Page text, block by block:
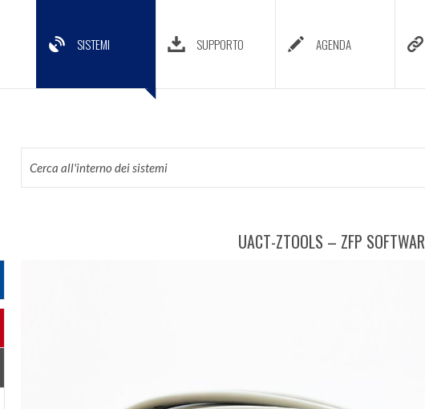
SISTEMI SUPPORTO AGENDA
UACT-ZTOOLS – ZFP